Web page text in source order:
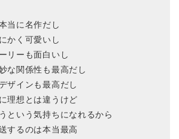
当に名作だし
かく可愛いし
リーも面白いし
な関係性も最高だし
ザインも最高だし
理想とは違うけど
という気持ちになれるから
するのは本当最高